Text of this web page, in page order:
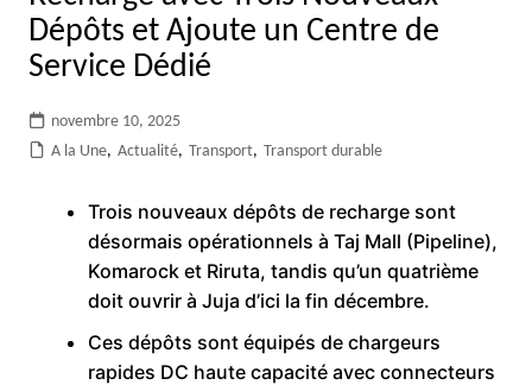
Dépôts et Ajoute un Centre de
Service Dédié
novembre 10, 2025
A la Une, Actualité, Transport, Transport durable
Trois nouveaux dépôts de recharge sont
désormais opérationnels à Taj Mall (Pipeline),
Komarock et Riruta, tandis qu’un quatrième
doit ouvrir à Juja d’ici la fin décembre.
Ces dépôts sont équipés de chargeurs
rapides DC haute capacité avec connecteurs